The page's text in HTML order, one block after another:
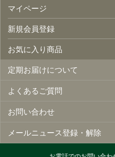
マイページ
新規会員登録
お気に入り商品
定期お届けについて
よくあるご質問
お問い合わせ
メールニュース登録・解除